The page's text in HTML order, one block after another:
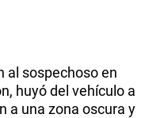
al sospechoso en
huyó del vehículo a
a una zona oscura y